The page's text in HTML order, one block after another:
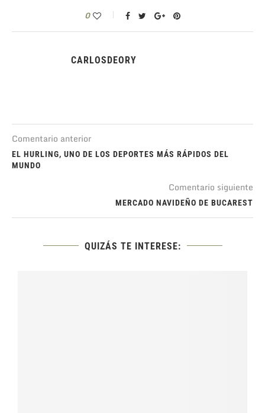
0
CARLOSDEORY
Comentario anterior
EL HURLING, UNO DE LOS DEPORTES MÁS RÁPIDOS DEL
MUNDO
Comentario siguiente
MERCADO NAVIDEÑO DE BUCAREST
QUIZÁS TE INTERESE: